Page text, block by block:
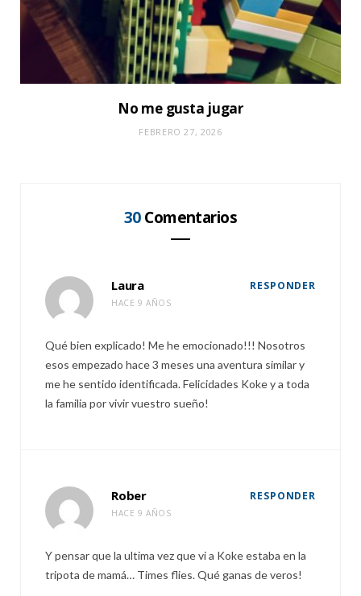
No me gusta jugar
FEBRERO 27, 2026
30Comentarios
Laura
HACE 9 AÑOS
RESPONDER
Qué bien explicado! Me he emocionado!!! Nosotros
esos empezado hace 3 meses una aventura similar y
me he sentido identificada. Felicidades Koke y a toda
la familia por vivir vuestro sueño!
Rober
HACE 9 AÑOS
RESPONDER
Y pensar que la ultima vez que vi a Koke estaba en la
tripota de mamá… Times flies. Qué ganas de veros!